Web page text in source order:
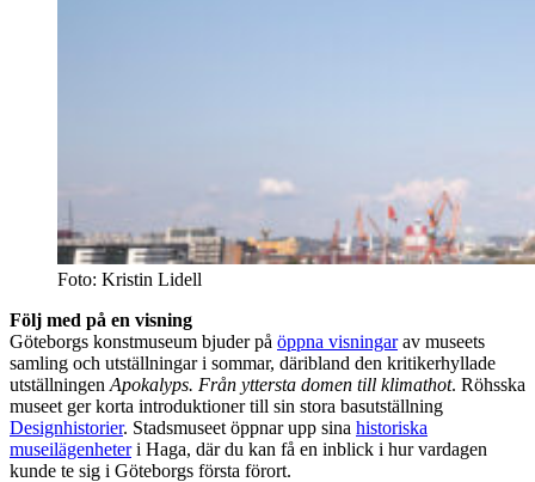
Foto: Kristin Lidell
Följ med på en visning
Göteborgs konstmuseum bjuder på öppna visningarav museets
samling och utställningar i sommar, däribland den kritikerhyllade
utställningen Apokalyps. Från yttersta domen till klimathot. Röhsska
museet ger korta introduktioner till sin stora basutställning
Designhistorier. Stadsmuseet öppnar upp sina historiska
museilägenheteri Haga, där du kan få en inblick i hur vardagen
kunde te sig i Göteborgs första förort.